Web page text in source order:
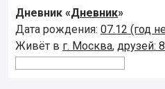
Дневник «Дневник»
Дата рождения: 07.12 (год
Живёт в г. Москва, друзей: